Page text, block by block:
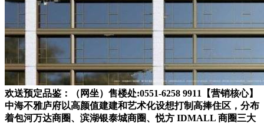
欢送预定品鉴：（网坐）售楼处:0551-6258 9911【营销核心】
中海不雅庐府以高颜值建建和艺术化设想打制高捧住区，分布
着包河万达商圈、滨湖银泰城商圈、悦方 IDMALL 商圈三大